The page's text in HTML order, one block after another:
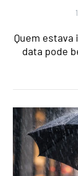
Quem
data pode